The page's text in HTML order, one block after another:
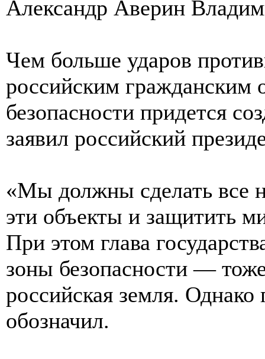
Александр Аверин
Чем больше ударов
российским гражданским
безопасности придется
заявил российский
«Мы должны сделать все
эти объекты и защитить
При этом глава
зоны безопасности —
российская земля.
обозначил.